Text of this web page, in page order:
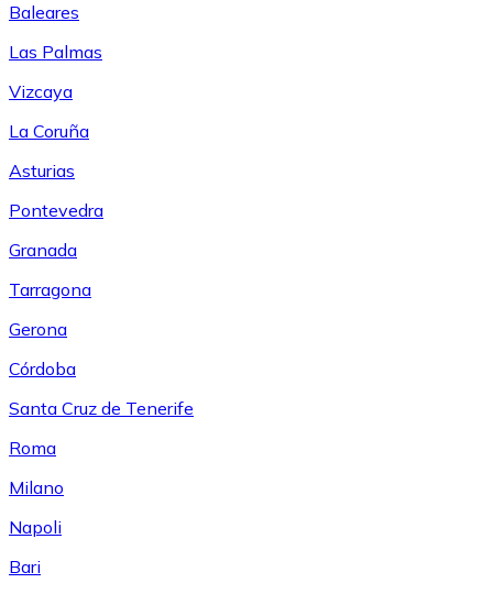
Baleares
Las Palmas
Vizcaya
La Coruña
Asturias
Pontevedra
Granada
Tarragona
Gerona
Córdoba
Santa Cruz de Tenerife
Roma
Milano
Napoli
Bari